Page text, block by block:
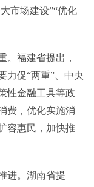
市场建设”“优化
。福建省提出，
力促“两重”、中央
性金融工具等政
费，优化实施消
容惠民，加快推
进。湖南省提